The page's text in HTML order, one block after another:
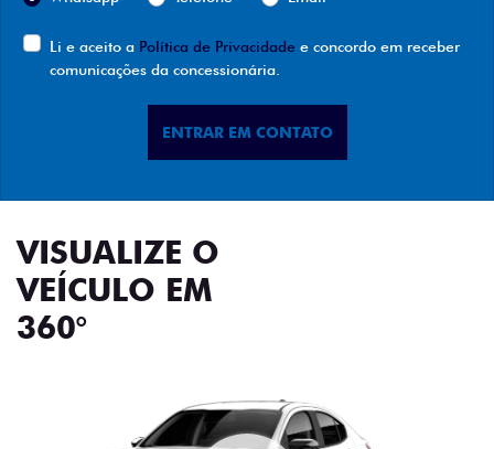
Li e aceito a Política de Privacidade e concordo em receber
comunicações da concessionária.
ENTRAR EM CONTATO
VISUALIZE O
VEÍCULO EM
360°